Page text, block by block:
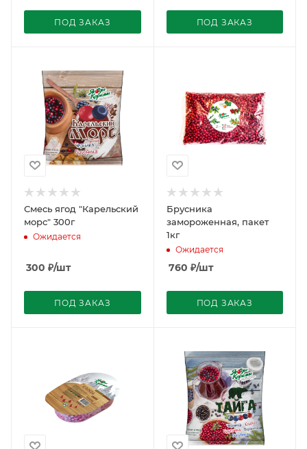
ПОД ЗАКАЗ ПОД ЗАКАЗ
Смесь ягод "Карельский
морс" 300г
Ожидается
300 ₽/шт
ПОД ЗАКАЗ
Брусника
замороженная, пакет
1кг
Ожидается
760 ₽/шт
ПОД ЗАКАЗ